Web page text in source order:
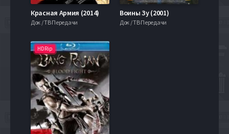
Красная Армия (2014)
Док / ТВ Передачи
Воины Зу (2001)
Док / ТВ Передачи
HDRip